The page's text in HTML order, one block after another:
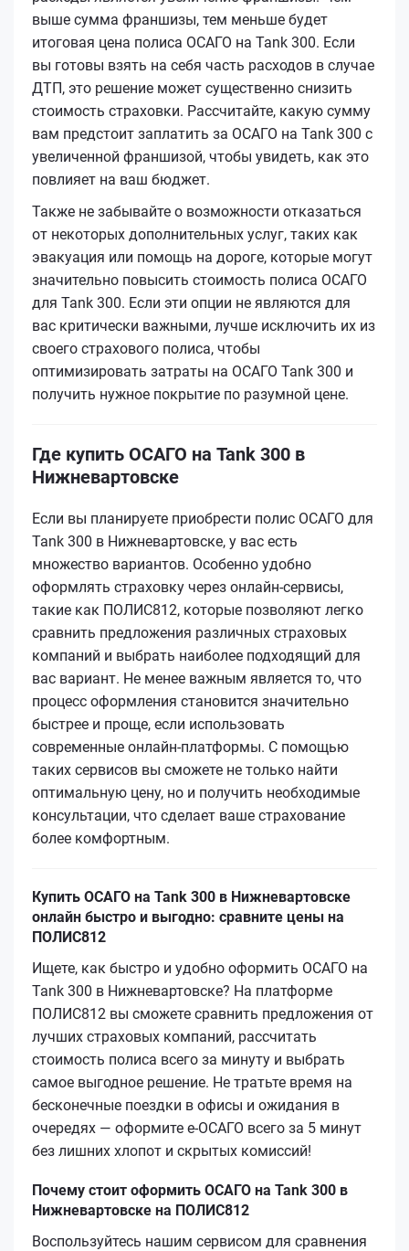
выше сумма франшизы, тем меньше будет
итоговая цена полиса ОСАГО на Tank 300. Если
вы готовы взять на себя часть расходов в случае
ДТП, это решение может существенно снизить
стоимость страховки. Рассчитайте, какую сумму
вам предстоит заплатить за ОСАГО на Tank 300 с
увеличенной франшизой, чтобы увидеть, как это
повлияет на ваш бюджет.
Также не забывайте о возможности отказаться
от некоторых дополнительных услуг, таких как
эвакуация или помощь на дороге, которые могут
значительно повысить стоимость полиса ОСАГО
для Tank 300. Если эти опции не являются для
вас критически важными, лучше исключить их из
своего страхового полиса, чтобы
оптимизировать затраты на ОСАГО Tank 300 и
получить нужное покрытие по разумной цене.
Где купить ОСАГО на Tank 300 в
Нижневартовске
Если вы планируете приобрести полис ОСАГО для
Tank 300 в Нижневартовске, у вас есть
множество вариантов. Особенно удобно
оформлять страховку через онлайн-сервисы,
такие как ПОЛИС812, которые позволяют легко
сравнить предложения различных страховых
компаний и выбрать наиболее подходящий для
вас вариант. Не менее важным является то, что
процесс оформления становится значительно
быстрее и проще, если использовать
современные онлайн-платформы. С помощью
таких сервисов вы сможете не только найти
оптимальную цену, но и получить необходимые
консультации, что сделает ваше страхование
более комфортным.
Купить ОСАГО на Tank 300 в Нижневартовске
онлайн быстро и выгодно: сравните цены на
ПОЛИС812
Ищете, как быстро и удобно оформить ОСАГО на
Tank 300 в Нижневартовске? На платформе
ПОЛИС812 вы сможете сравнить предложения от
лучших страховых компаний, рассчитать
стоимость полиса всего за минуту и выбрать
самое выгодное решение. Не тратьте время на
бесконечные поездки в офисы и ожидания в
очередях — оформите е‑ОСАГО всего за 5 минут
без лишних хлопот и скрытых комиссий!
Почему стоит оформить ОСАГО на Tank 300 в
Нижневартовске на ПОЛИС812
Воспользуйтесь нашим сервисом для сравнения